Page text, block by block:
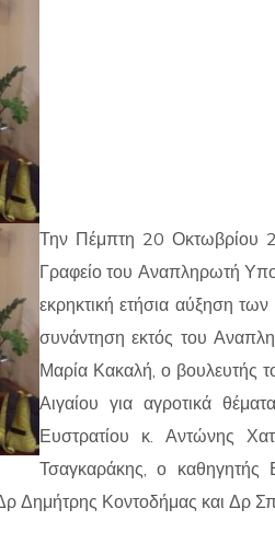
Την Πέμπτη 20 Οκτωβρίου
Γραφείο του Αναπληρωτή
εκρηκτική ετήσια αύξηση
συνάντηση εκτός του
Μαρία Κακαλή, ο βουλευτής
Αιγαίου για αγροτικά
Ευστρατίου κ. Αντώνης
Τσαγκαράκης, ο καθηγητής
Δημήτρης Κοντοδήμας και Δρ